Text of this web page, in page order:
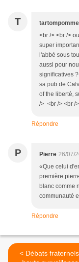
T
<br /> <br />
super
l'abbé sous
aussi pour
significatives
sa pub de
of the liberté,
/> <br /> <br /
Répondre
P Pierre 26/07/
«Que celui
première
blanc comme
communauté
Répondre
< Débats fraternels sous